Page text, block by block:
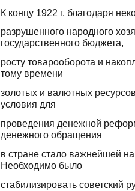
К концу 1922 г. благодаря
разрушенного народного
государственного бюджета,
росту товарооборота и
тому времени
золотых и валютных
условия для
проведения денежной
денежного обращения
в стране стало важнейшей
Необходимо было
стабилизировать советский